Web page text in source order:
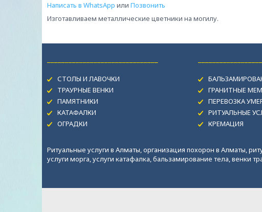
Написать в WhatsApp или Позвонить
Изготавливаем металлические цветники на могилу.
СТОЛЫ И ЛАВОЧКИ
ТРАУРНЫЕ ВЕНКИ
ПАМЯТНИКИ
КАТАФАЛКИ
ОГРАДКИ
ГРАНИТНЫЕ
ПЕРЕВОЗКА
РИТУАЛЬНЫЕ
КРЕМАЦИЯ
Ритуальные услуги в Алматы, организация похорон в Алматы,
услуги морга, услуги катафалка, бальзамирование тела, венки